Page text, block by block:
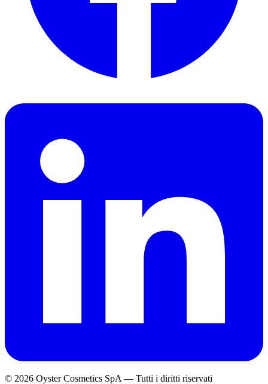
© 2026 Oyster Cosmetics SpA — Tutti i diritti riservati